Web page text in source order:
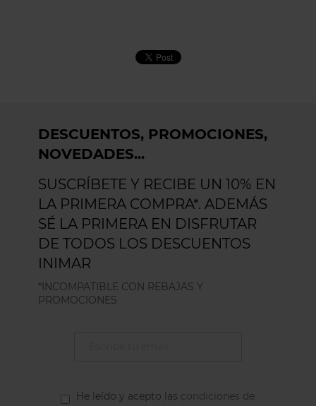
DESCUENTOS, PROMOCIONES,
NOVEDADES...
SUSCRÍBETE Y RECIBE UN 10% EN
LA PRIMERA COMPRA*. ADEMÁS
SÉ LA PRIMERA EN DISFRUTAR
DE TODOS LOS DESCUENTOS
INIMAR
*INCOMPATIBLE CON REBAJAS Y
PROMOCIONES
He leído y acepto las condiciones de